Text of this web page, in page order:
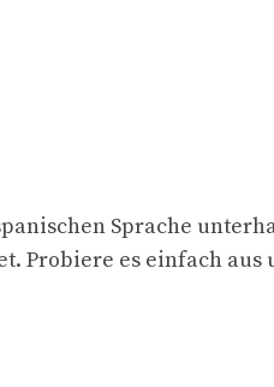
Sprache
Probiere es einfach aus